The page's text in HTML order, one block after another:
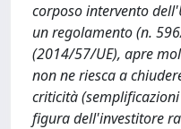
corposo intervento
un regolamento (n.
(2014/57/UE), apre
non ne riesca a
criticità
figura dell'investitore